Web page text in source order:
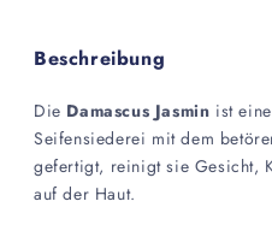
Beschreibung
Die Damascus Jasmin ist
Seifensiederei mit dem
gefertigt, reinigt sie Gesicht,
auf der Haut.